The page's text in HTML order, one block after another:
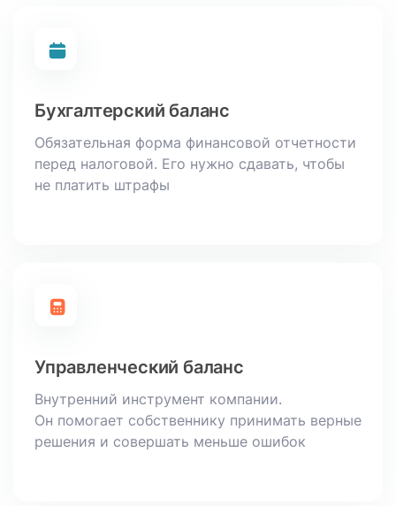
Бухгалтерский баланс
Обязательная форма финансовой отчетности
перед налоговой. Его нужно сдавать, чтобы
не платить штрафы
Управленческий баланс
Внутренний инструмент компании.
Он помогает собственнику принимать верные
решения и совершать меньше ошибок